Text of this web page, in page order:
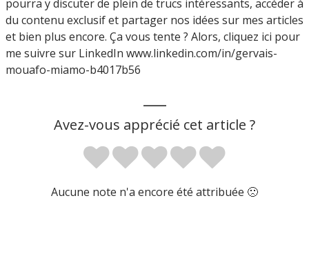
pourra y discuter de plein de trucs intéressants, accéder à
du contenu exclusif et partager nos idées sur mes articles
et bien plus encore. Ça vous tente ? Alors, cliquez ici pour
me suivre sur LinkedIn www.linkedin.com/in/gervais-
mouafo-miamo-b4017b56
Avez-vous apprécié cet article ?
Aucune note n'a encore été attribuée 🙁